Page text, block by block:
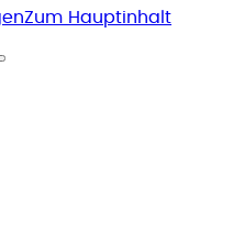
Zum Hauptinhalt